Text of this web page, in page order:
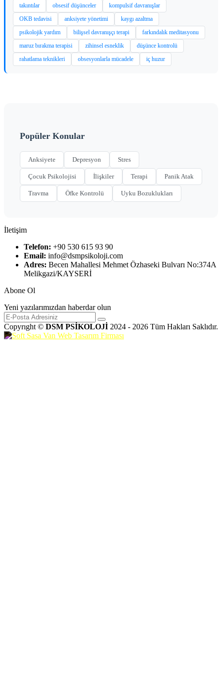
takıntılar obsesif düşünceler
kompulsif davranışlar
OKB tedavisi
anksiyete yönetimi
kaygı azaltma
psikolojik yardım
bilişsel davranışçı terapi
farkındalık meditasyonu
maruz bırakma terapisi
zihinsel esneklik
düşünce kontrolü
rahatlama teknikleri
obsesyonlarla mücadele iç huzur
Popüler Konular
Anksiyete Depresyon Stres
Çocuk Psikolojisi İlişkiler Terapi Panik Atak
Travma Öfke Kontrolü Uyku Bozuklukları
İletişim
Telefon: +90 530 615 93 90
Email: info@dsmpsikoloji.com
Adres: Becen Mahallesi Mehmet Özhaseki Bulvarı No:374A
Melikgazi/KAYSERİ
Abone Ol
Yeni yazılarımızdan haberdar olun
Copyrıght © DSM PSİKOLOJİ 2024 - 2026 Tüm Hakları Saklıdır.